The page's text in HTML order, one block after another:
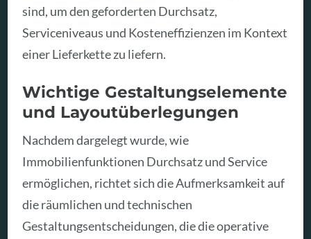
sind, um den geforderten Durchsatz,
Serviceniveaus und Kosteneffizienzen im Kontext
einer Lieferkette zu liefern.
Wichtige Gestaltungselemente
und Layoutüberlegungen
Nachdem dargelegt wurde, wie
Immobilienfunktionen Durchsatz und Service
ermöglichen, richtet sich die Aufmerksamkeit auf
die räumlichen und technischen
Gestaltungsentscheidungen, die die operative